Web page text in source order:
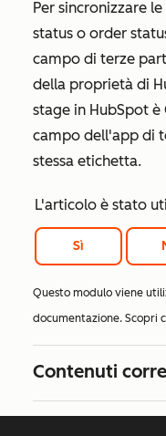
Per sincronizzare
status o order
campo di terze
della proprietà di
stage in HubSpot è
campo dell'app di
stessa etichetta.
L'articolo è stato
Sì
Questo modulo viene
documentazione. Scopri
Contenuti